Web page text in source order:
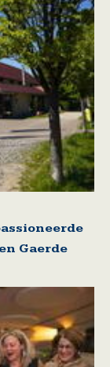
Gaerde